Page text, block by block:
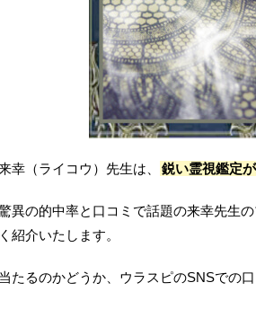
幸（ライコウ）先生は、 鋭い霊視鑑定
異の的中率と口コミで話題の来幸先生
紹介いたします。
たるのかどうか、ウラスピのSNSでの